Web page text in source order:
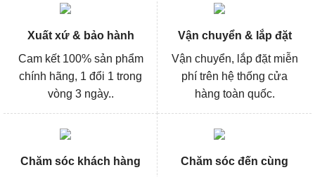
Xuất xứ & bảo hành
Cam kết 100% sản phẩm
chính hãng, 1 đổi 1 trong
vòng 3 ngày..
Vận chuyển & lắp đặt
Vận chuyển, lắp đặt miễn
phí trên hệ thống cửa
hàng toàn quốc.
Chăm sóc khách hàng
Chăm sóc đến cùng